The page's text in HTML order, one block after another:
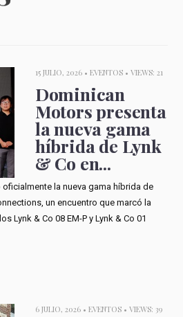
15 JULIO, 2026 • EVENTOS• VIEWS: 21
Dominican
Motors presenta
la nueva gama
híbrida de Lynk
& Co en...
la nueva gama híbrida de
un encuentro que marcó la
Lynk & Co 08 EM-P y Lynk & Co 01
6 JULIO, 2026 • EVENTOS• VIEWS: 39